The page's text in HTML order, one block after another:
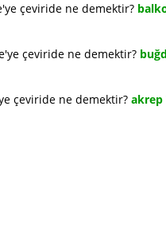
çeviride ne demektir?
çeviride ne demektir?
çeviride ne demektir? akrep